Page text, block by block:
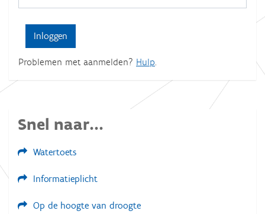
Problemen met aanmelden? Hulp
Snel naar...
Watertoets
Informatieplicht
Op de hoogte van droogte